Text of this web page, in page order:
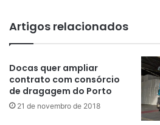
Artigos relacionados
Docas quer ampliar
contrato com consórcio
de dragagem do Porto
21 de novembro de 2018